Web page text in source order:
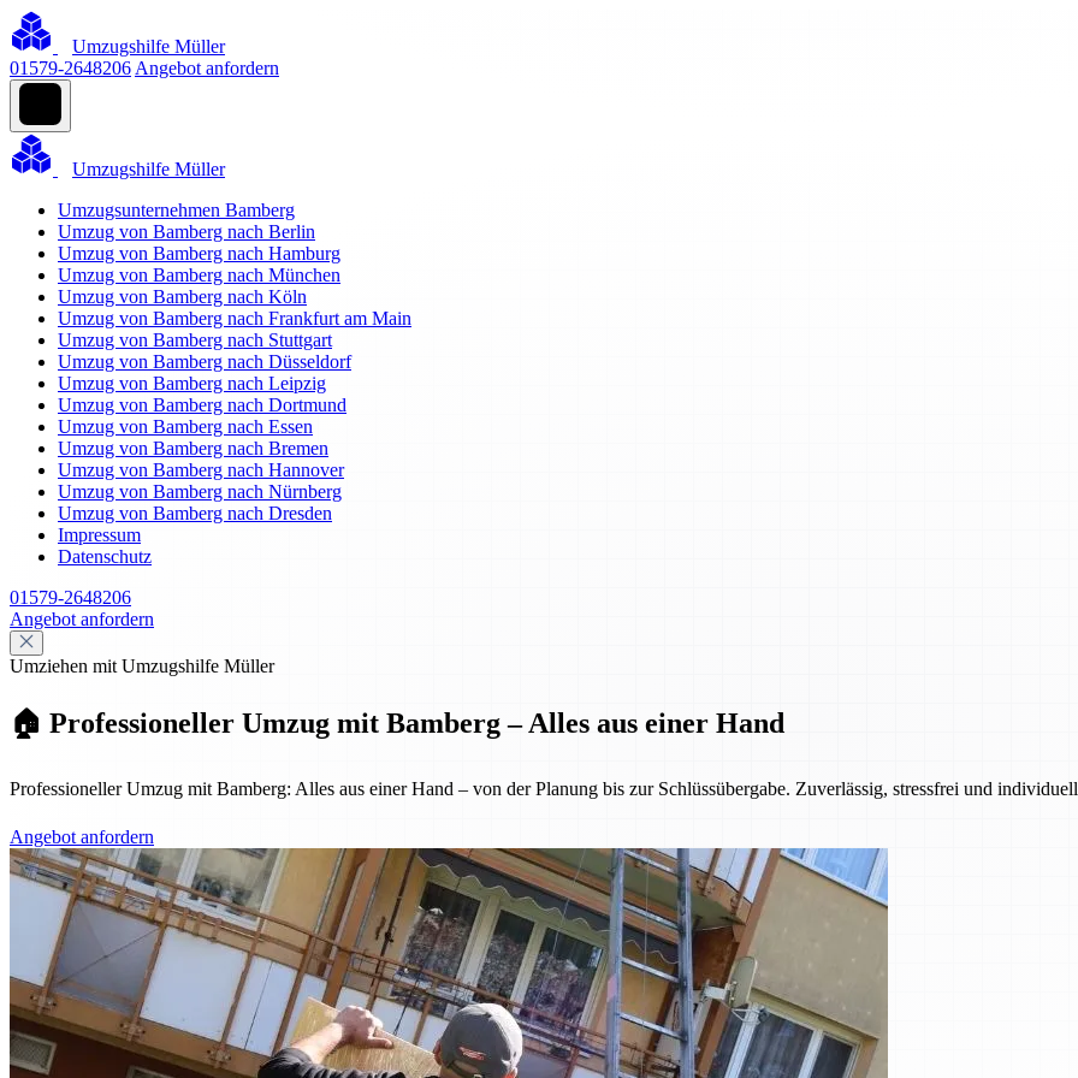
Umzugshilfe Müller
01579-2648206 Angebot anfordern
Umzugshilfe Müller
Umzugsunternehmen Bamberg
Umzug von Bamberg nach Berlin
Umzug von Bamberg nach Hamburg
Umzug von Bamberg nach München
Umzug von Bamberg nach Köln
Umzug von Bamberg nach Frankfurt am Main
Umzug von Bamberg nach Stuttgart
Umzug von Bamberg nach Düsseldorf
Umzug von Bamberg nach Leipzig
Umzug von Bamberg nach Dortmund
Umzug von Bamberg nach Essen
Umzug von Bamberg nach Bremen
Umzug von Bamberg nach Hannover
Umzug von Bamberg nach Nürnberg
Umzug von Bamberg nach Dresden
Impressum
Datenschutz
01579-2648206
Angebot anfordern
Umziehen mit Umzugshilfe Müller
🏠 Professioneller Umzug mit Bamberg – Alles aus einer Hand
Professioneller Umzug mit Bamberg: Alles aus einer Hand – von der Planung bis zur Schlüssübergabe. Zuverlässig, stressfrei und
Angebot anfordern